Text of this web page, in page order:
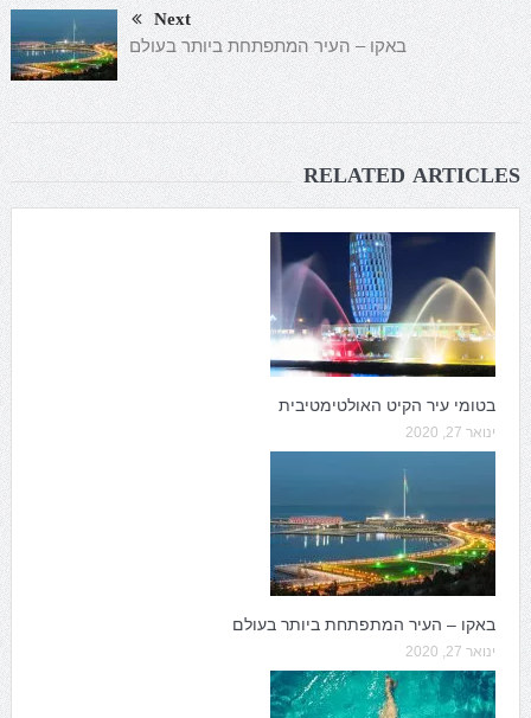
Next
באקו – העיר המתפתחת ביותר בעולם
RELATED ARTICLES
בטומי עיר הקיט האולטימטיבית
ינואר 27, 2020
באקו – העיר המתפתחת ביותר בעולם
ינואר 27, 2020